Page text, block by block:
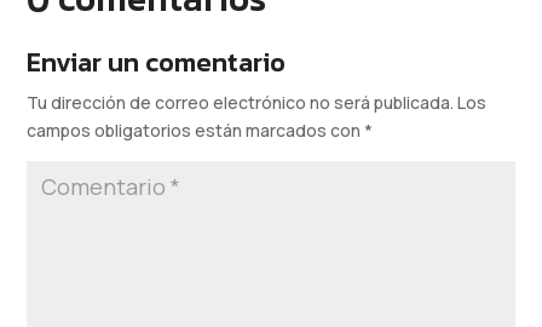
Enviar un comentario
Tu dirección de correo electrónico no será publicada. Los
campos obligatorios están marcados con *